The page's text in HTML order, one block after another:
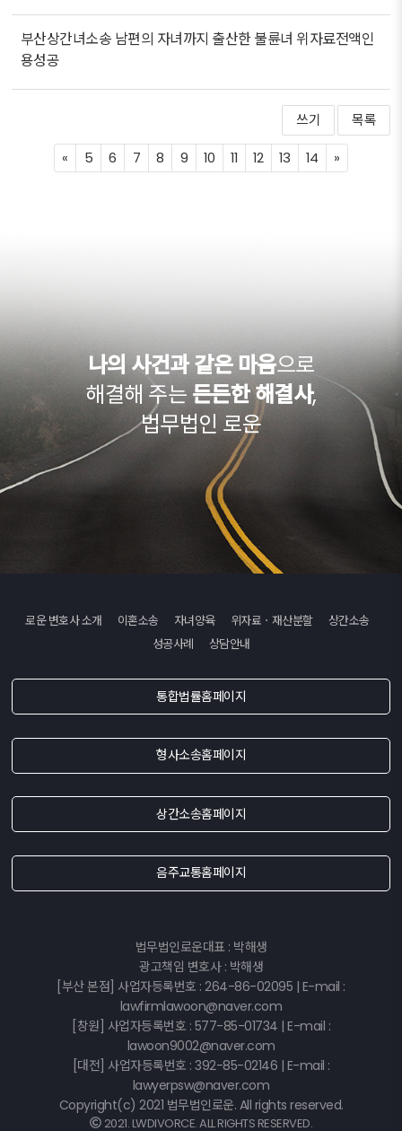
부산상간녀소송 남편의 자녀까지 출산한 불륜녀 위자료전액인
용성공
쓰기
목록
«Previous
5 6 7 8 9 10 11 12 13 14 »Next
나의 사건과 같은 마음으로
해결해 주는든든한 해결사,
법무법인 로운
로운 변호사 소개 이혼소송 자녀양육 위자료ㆍ재산분할
상간소송
성공사례
상담안내
통합법률홈페이지
형사소송홈페이지
상간소송홈페이지
음주교통홈페이지
법무법인로운대표 : 박해생
광고책임 변호사 : 박해생
[부산 본점] 사업자등록번호 : 264-86-02095 | E-mail :
lawfirmlawoon@naver.com
[창원] 사업자등록번호 : 577-85-01734 | E-mail :
lawoon9002@naver.com
[대전] 사업자등록번호 : 392-85-02146 | E-mail :
lawyerpsw@naver.com
Copyright(c) 2021 법무법인로운. All rights reserved.
2021. LWDIVORCE. ALL RIGHTS RESERVED.